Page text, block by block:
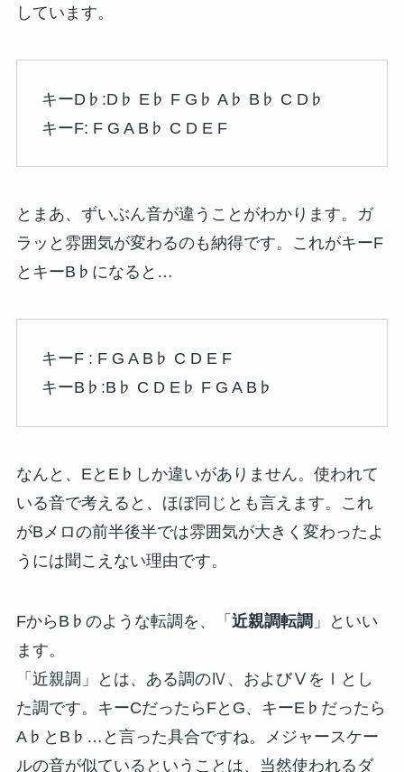
しています。
キーD♭:D♭ E♭ F G♭ A♭ B♭ C D♭
キーF: F G A B♭ C D E F
とまあ、ずいぶん音が違うことがわかります。ガ
ラッと雰囲気が変わるのも納得です。これがキーF
とキーB♭になると…
キーF : F G A B♭ C D E F
キーB♭:B♭ C D E♭ F G A B♭
なんと、EとE♭しか違いがありません。使われて
いる音で考えると、ほぼ同じとも言えます。これ
がBメロの前半後半では雰囲気が大きく変わったよ
うには聞こえない理由です。
FからB♭のような転調を、「 近親調転調 」といい
ます。
「近親調」とは、ある調のⅣ、およびⅤをⅠとし
た調です。キーCだったらFとG、キーE♭だったら
A♭とB♭…と言った具合ですね。メジャースケー
ルの音が似ているということは、当然使われるダ